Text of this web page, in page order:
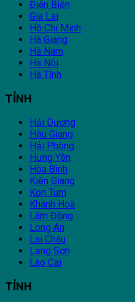
Điện Biên
Gia Lai
Hồ Chí Minh
Hà Giang
Hà Nam
Hà Nội
Hà Tĩnh
TỈNH
Hải Dương
Hậu Giang
Hải Phòng
Hưng Yên
Hòa Bình
Kiên Giang
Kon Tum
Khánh Hoà
Lâm Đồng
Long An
Lai Châu
Lạng Sơn
Lào Cai
TỈNH